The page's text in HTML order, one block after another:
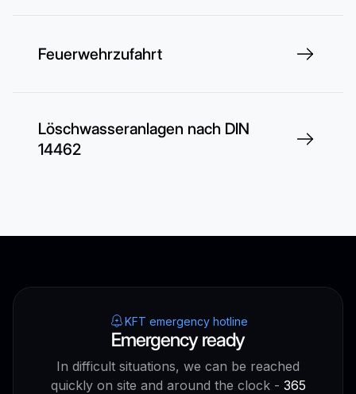
Feuerwehrzufahrt
Löschwasseranlagen nach DIN
14462
KFT emergency hotline
Emergency ready
In difficult situations, we can be reached
quickly on site and around the clock - 365